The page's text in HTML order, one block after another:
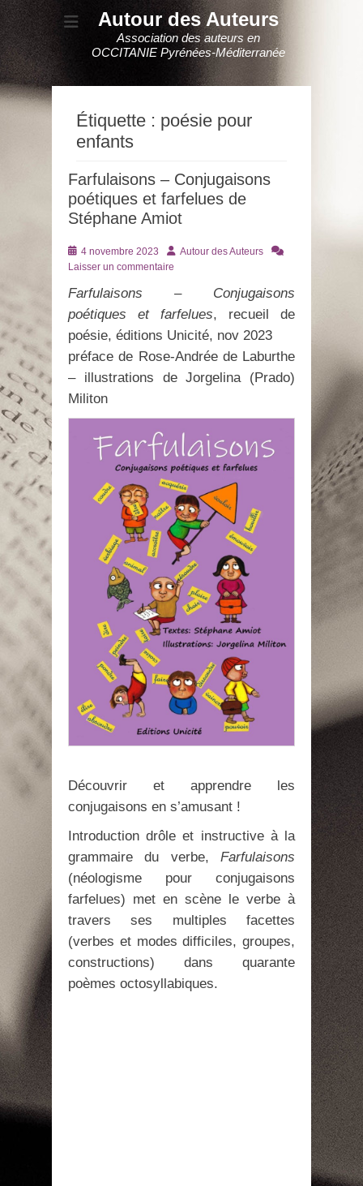
Autour des Auteurs
Association des auteurs en
OCCITANIE Pyrénées-Méditerranée
Étiquette : poésie pour
enfants
Farfulaisons – Conjugaisons
poétiques et farfelues de
Stéphane Amiot
Posté
le
4 novembre 2023 AuteurAutour des Auteurs
Laisser un commentaire
Farfulaisons – Conjugaisons
poétiques et farfelues, recueil de
poésie, éditions Unicité, nov 2023
préface de Rose-Andrée de Laburthe
– illustrations de Jorgelina (Prado)
Militon
Découvrir et apprendre les
conjugaisons en s’amusant !
Introduction drôle et instructive à la
grammaire du verbe, Farfulaisons
(néologisme pour conjugaisons
farfelues) met en scène le verbe à
travers ses multiples facettes
(verbes et modes difficiles, groupes,
constructions) dans quarante
poèmes octosyllabiques.